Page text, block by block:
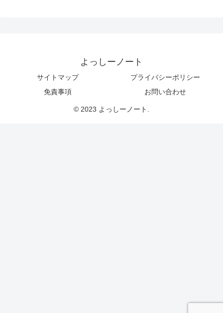
よっしーノート
サイトマップ
プライバシーポリシー
免責事項
お問い合わせ
© 2023 よっしーノート.